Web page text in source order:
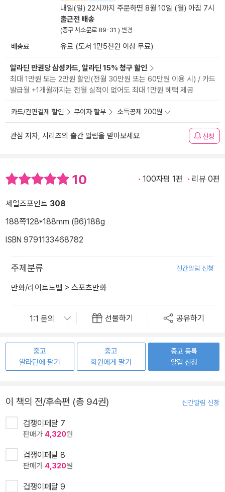
내일(일) 22시까지 주문하면 8월 10일 (월) 아침 7시
출근전 배송
(중구 서소문로 89-31 ) 변경
배송료 유료 (도서 1만5천원 이상 무료)
알라딘 만권당 삼성카드, 알라딘 15% 청구 할인
최대 1만원 또는 2만원 할인(전월 30만원 또는 60만원 이용 시) / 카드
발급월 +1개월까지는 전월 실적이 없어도 최대 1만원 혜택 제공
카드/간편결제 할인 무이자 할부 소득공제 200원
관심 저자, 시리즈의 출간 알림을 받아보세요 신청
10 100자평 1편 리뷰 0편
세일즈포인트 308
188쪽128*188mm (B6)188g
ISBN 9791133468782
주제분류 신간알림 신청
만화/라이트노벨 > 스포츠만화
선물하기 공유하기
중고
알라딘에 팔기
중고
회원에게 팔기
중고 등록
알림 신청
이 책의 전/후속편 (총 94권) 신간알림 신청
겁쟁이페달 7
판매가 4,320원
겁쟁이페달 8
판매가 4,320원
겁쟁이페달 9